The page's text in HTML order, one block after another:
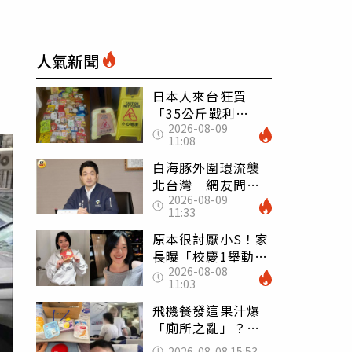
人氣新聞
日本人來台狂買
「35公斤戰利
品」 連拜拜用紅
盤、「小心地滑」
告示牌也帶回家
2026-08-09
11:08
白海豚外圍環流襲
北台灣 網友問為
何沒放颱風假 蔣
萬安回應了
2026-08-09
11:33
原本很討厭小S！家
長曝「校慶1舉動」
讓她徹底改觀 網
友洗版認證
2026-08-08
11:03
飛機餐發這果汁爆
「廁所之亂」？乘
客崩潰：差點丟大